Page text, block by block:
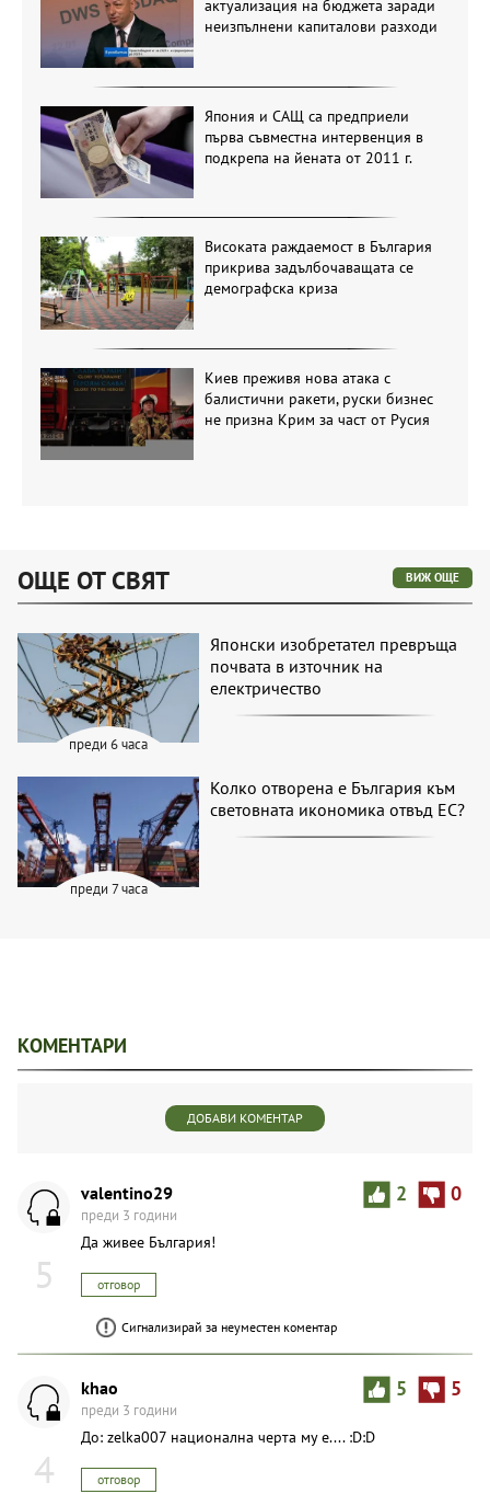
актуализация на бюджета заради
неизпълнени капиталови разходи
Япония и САЩ са предприели
първа съвместна интервенция в
подкрепа на йената от 2011 г.
Високата раждаемост в България
прикрива задълбочаващата се
демографска криза
Киев преживя нова атака с
балистични ракети, руски бизнес
не призна Крим за част от Русия
ОЩЕ ОТ СВЯТ ВИЖ ОЩЕ
преди 6 часа
Японски изобретател превръща
почвата в източник на
електричество
преди 7 часа
Колко отворена е България към
световната икономика отвъд ЕС?
КОМЕНТАРИ
ДОБАВИ КОМЕНТАР
5
2 0
valentino29
преди 3 години
Да живее България!
отговор
Сигнализирай за неуместен коментар
4
5 5
khao
преди 3 години
До: zelka007 национална черта му е.... :D:D
отговор